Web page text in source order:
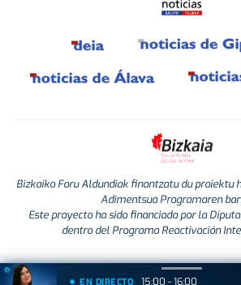
Bizkaiko Foru Aldundiak finantzatu du proiektu
Adimentsua Programaren
Este proyecto ha sido financiado por la
dentro del Programa Reactivación
EN DIRECTO 15:00 - 16:00